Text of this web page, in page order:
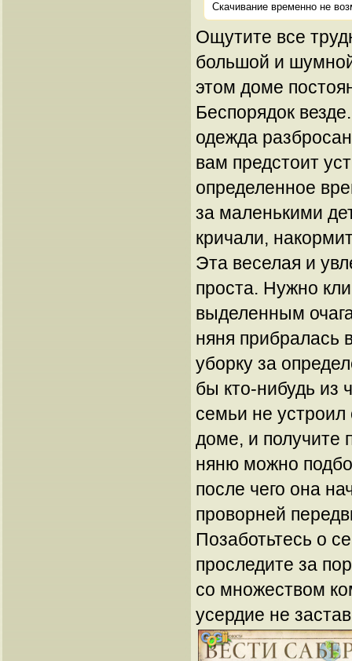
Скачивание временно не
Ощутите все
большой и
этом доме
Беспорядок
одежда
вам предстоит
определенное
за маленькими
кричали,
Эта веселая и
проста. Нужно
выделенным
няня прибралась
уборку за
бы кто-нибудь из
семьи не устроил
доме, и получите
няню можно
после чего она
проворней
Позаботьтесь о
проследите за
со множеством
усердие не